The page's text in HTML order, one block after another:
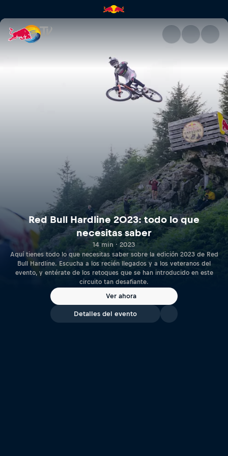
Red Bull Hardline 2023:
Red Bull Hardline 2023: todo lo que
necesitas saber
14 min · 2023
Aquí tienes todo lo que necesitas saber sobre la edición 2023 de Red
Bull Hardline. Escucha a los recién llegados y a los veteranos del
evento, y entérate de los retoques que se han introducido en este
circuito tan desafiante.
Ver ahora
Detalles del evento